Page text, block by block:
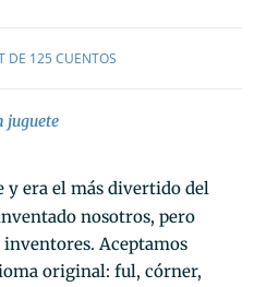
DE 125 CUENTOS
juguete
y era el más divertido del
nosotros, pero
Aceptamos
original: ful, córner,